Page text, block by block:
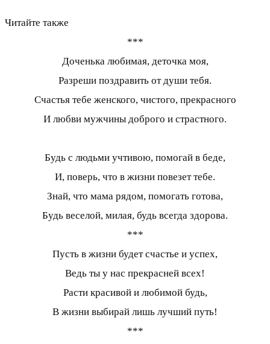
Читайте также
***
Доченька любимая, деточка моя,
Разреши поздравить от души тебя.
Счастья тебе женского, чистого, прекрасного
И любви мужчины доброго и страстного.
Будь с людьми учтивою, помогай в беде,
И, поверь, что в жизни повезет тебе.
Знай, что мама рядом, помогать готова,
Будь веселой, милая, будь всегда здорова.
***
Пусть в жизни будет счастье и успех,
Ведь ты у нас прекрасней всех!
Расти красивой и любимой будь,
В жизни выбирай лишь лучший путь!
***